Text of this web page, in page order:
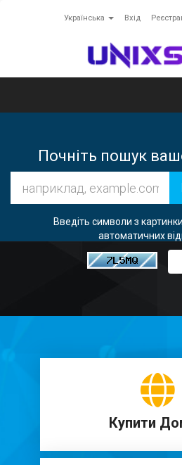
Українська Вхід
Почніть пошук
Введіть символи з
автоматичних
Купити